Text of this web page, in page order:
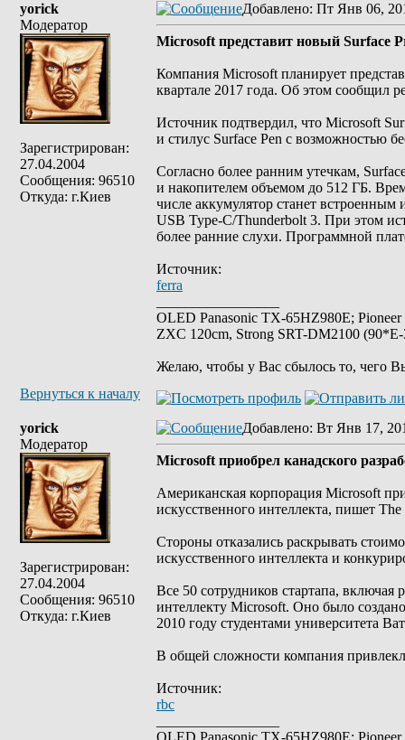
yorick
Модератор
Зарегистрирован:
27.04.2004
Сообщения: 96510
Откуда: г.Киев
Добавлено: Пт Янв 06,
Microsoft представит новый Surface
Компания Microsoft планирует
квартале 2017 года. Об этом сообщил
Источник подтвердил, что Microsoft
и стилус Surface Pen с возможностью
Согласно более ранним утечкам,
и накопителем объемом до 512 ГБ.
числе аккумулятор станет
USB Type-C/Thunderbolt 3. При этом
более ранние слухи. Программной
Источник:
ferra
OLED Panasonic TX-65HZ980E;
ZXC 120cm, Strong SRT-DM2100
Желаю, чтобы у Вас сбылось то, чего
Вернуться к началу
yorick
Модератор
Зарегистрирован:
27.04.2004
Сообщения: 96510
Откуда: г.Киев
Добавлено: Вт Янв 17,
Microsoft приобрел канадского
Американская корпорация Microsoft
искусственного интеллекта, пишет
Стороны отказались раскрывать
искусственного интеллекта и
Все 50 сотрудников стартапа,
интеллекту Microsoft. Оно было
2010 году студентами университета
В общей сложности компания
Источник:
rbc
OLED Panasonic TX-65HZ980E;